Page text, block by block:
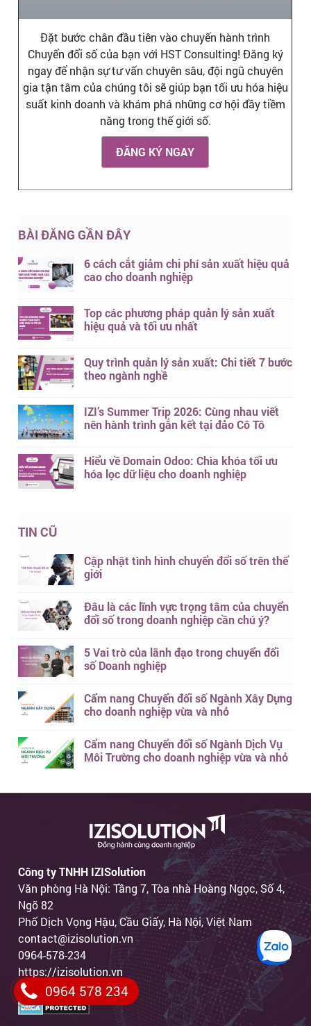
Đặt bước chân đầu tiên vào chuyến hành trình
Chuyển đổi số của bạn với HST Consulting! Đăng ký
ngay để nhận sự tư vấn chuyên sâu, đội ngũ chuyên
gia tận tâm của chúng tôi sẽ giúp bạn tối ưu hóa hiệu
suất kinh doanh và khám phá những cơ hội đầy tiềm
năng trong thế giới số.
ĐĂNG KÝ NGAY
BÀI ĐĂNG GẦN ĐÂY
6 cách cắt giảm chi phí sản xuất hiệu quả
cao cho doanh nghiệp
Top các phương pháp quản lý sản xuất
hiệu quả và tối ưu nhất
Quy trình quản lý sản xuất: Chi tiết 7 bước
theo ngành nghề
IZI’s Summer Trip 2026: Cùng nhau viết
nên hành trình gắn kết tại đảo Cô Tô
Hiểu về Domain Odoo: Chìa khóa tối ưu
hóa lọc dữ liệu cho doanh nghiệp
TIN CŨ
Cập nhật tình hình chuyển đổi số trên thế
giới
Đâu là các lĩnh vực trọng tâm của chuyển
đổi số trong doanh nghiệp cần chú ý?
5 Vai trò của lãnh đạo trong chuyển đổi
số Doanh nghiệp
Cẩm nang Chuyển đổi số Ngành Xây Dựng
cho doanh nghiệp vừa và nhỏ
Cẩm nang Chuyển đổi số Ngành Dịch Vụ
Môi Trường cho doanh nghiệp vừa và nhỏ
Công ty TNHH IZISolution
Văn phòng Hà Nội: Tầng 7, Tòa nhà Hoàng Ngọc, Số 4,
Ngõ 82
Phố Dịch Vọng Hậu, Cầu Giấy, Hà Nội, Việt Nam
contact@izisolution.vn
0964-578-234
https://izisolution.vn
0964 578 234